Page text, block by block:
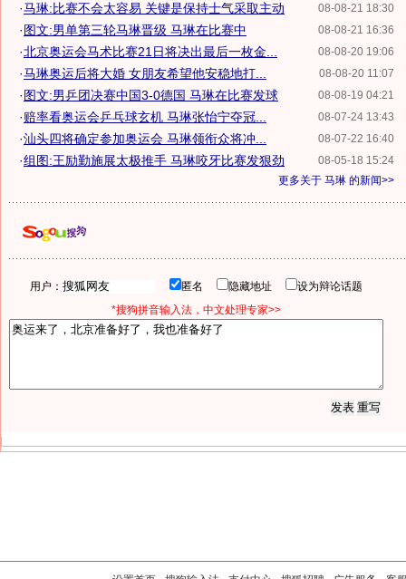
08-08-21 18:30
·马琳:比赛不会太容易 关键是保持士气采取主动
08-08-21 16:36
·图文:男单第三轮马琳晋级 马琳在比赛中
08-08-20 19:06
·北京奥运会马术比赛21日将决出最后一枚金...
08-08-20 11:07
·马琳奥运后将大婚 女朋友希望他安稳地打...
08-08-19 04:21
·图文:男乒团决赛中国3-0德国 马琳在比赛发球
08-07-24 13:43
·赔率看奥运会乒乓球玄机 马琳张怡宁夺冠...
08-07-22 16:40
·汕头四将确定参加奥运会 马琳领衔众将冲...
08-05-18 15:24
·组图:王励勤施展太极推手 马琳咬牙比赛发狠劲
更多关于 马琳 的新闻>>
用户： 匿名 隐藏地址
设为辩论话题
*搜狗拼音输入法，中文处理专家>>